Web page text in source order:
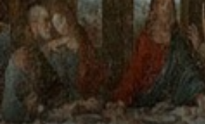
Résultat?
vite